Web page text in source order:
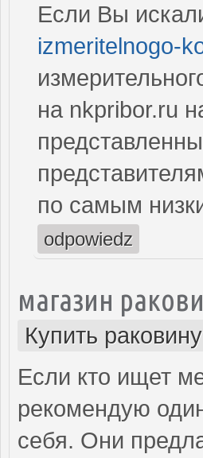
Если Вы
izmeritelnogo-
на nkpribor.ru
по самым
odpowiedz
магазин
Купить
Если кто ищет
рекомендую
себя. Они